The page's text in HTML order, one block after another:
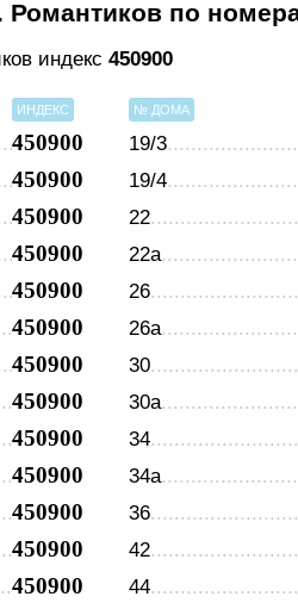
Романтиков по
индекс 450900
ИНДЕКС
450900
450900
450900
450900
450900
450900
450900
450900
450900
450900
450900
450900
450900
№ ДОМА
19/3
19/4
22
22а
26
26а
30
30а
34
34а
36
42
44